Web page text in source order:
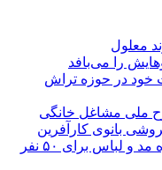
معلول
را می‌بافد
خود در حوزه تراش
ملی مشاغل خانگی
بانوی کارآفرین
روایت بانوی کارآفرینی که در حوزه مد و لباس برای ۵۰ نفر